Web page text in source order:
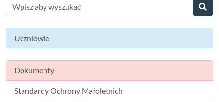
Uczniowie
Dokumenty
Standardy Ochrony Małoletnich